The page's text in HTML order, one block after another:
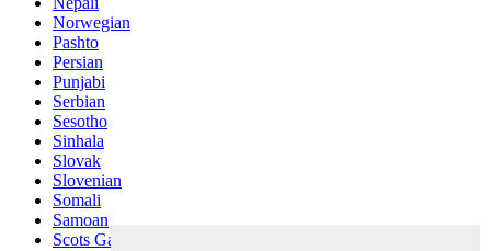
Norwegian
Pashto
Persian
Punjabi
Serbian
Sesotho
Sinhala
Slovak
Slovenian
Somali
Samoan
Scots Gaelic